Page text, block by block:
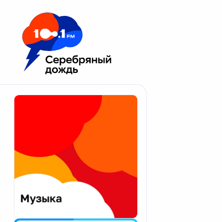
Москва 100.1 FM
Апатиты
Екатеринбург
Калининград
Калуга